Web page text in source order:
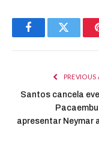
FacebookTwitter
PREVIOUS
Santos cancela
apresentar Neymar